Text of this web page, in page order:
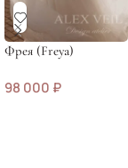
Фрея (Freya)
98 000 ₽